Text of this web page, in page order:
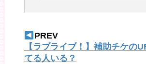
PREV
【ラブライブ！】補助チケの
てる人いる？